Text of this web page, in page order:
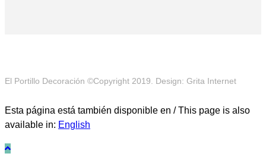
El Portillo Decoración ©Copyright 2019. Design: Grita Internet
Esta página está también disponible en / This page is also
available in: English